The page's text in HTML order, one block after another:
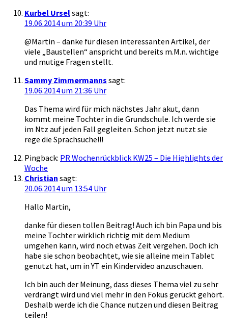
Kurbel Urselsagt:
19.06.2014 um 20:39 Uhr
@Martin – danke für diesen interessanten Artikel, der
viele „Baustellen“ anspricht und bereits m.M.n. wichtige
und mutige Fragen stellt.
Sammy Zimmermanns sagt:
19.06.2014 um 21:36 Uhr
Das Thema wird für mich nächstes Jahr akut, dann
kommt meine Tochter in die Grundschule. Ich werde sie
im Ntz auf jeden Fall gegleiten. Schon jetzt nutzt sie
rege die Sprachsuche!!!
Pingback: PR Wochenrückblick KW25 – Die Highlights der
Woche
Christian sagt:
20.06.2014 um 13:54 Uhr
Hallo Martin,
danke für diesen tollen Beitrag! Auch ich bin Papa und bis
meine Tochter wirklich richtig mit dem Medium
umgehen kann, wird noch etwas Zeit vergehen. Doch ich
habe sie schon beobachtet, wie sie alleine mein Tablet
genutzt hat, um in YT ein Kindervideo anzuschauen.
Ich bin auch der Meinung, dass dieses Thema viel zu sehr
verdrängt wird und viel mehr in den Fokus gerückt gehört.
Deshalb werde ich die Chance nutzen und diesen Beitrag
teilen!